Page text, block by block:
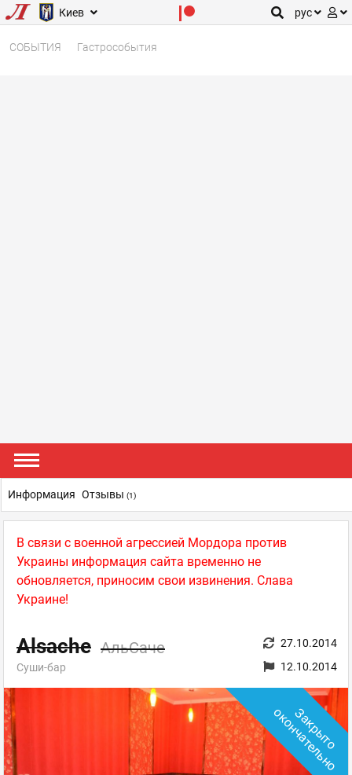
Киев рус
СОБЫТИЯ Гастрособытия
В связи с военной агрессией Мордора против
Украины информация сайта временно не
обновляется, приносим свои извинения. Слава
Украине!
Alsache АльСаче
Суши-бар
27.10.2014
12.10.2014
З
а
к
р
ы
т
о
о
к
о
н
ч
а
т
е
л
ь
н
о
Информация Отзывы (1)